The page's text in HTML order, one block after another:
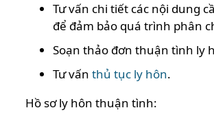
Tư vấn chi tiết các nội dung
để đảm bảo quá trình phân
Soạn thảo đơn thuận tình ly
Tư vấn thủ tục ly hôn.
Hồ sơ ly hôn thuận tình: